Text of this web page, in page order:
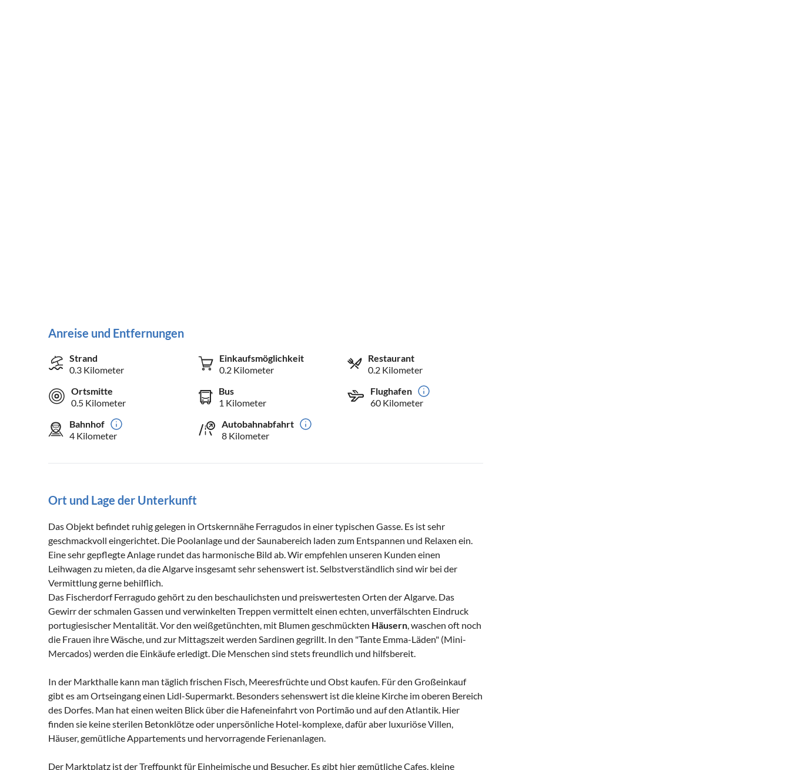
Anreise und Entfernungen
Strand
0.3 Kilometer
Einkaufsmöglichkeit
0.2 Kilometer
Restaurant
0.2 Kilometer
Ortsmitte
0.5 Kilometer
Bus
1 Kilometer
Flughafen
60 Kilometer
Bahnhof
4 Kilometer
Autobahnabfahrt
8 Kilometer
Ort und Lage der Unterkunft
Das Objekt befindet ruhig gelegen in Ortskernnähe Ferragudos in einer typischen Gasse. Es ist sehr
geschmackvoll eingerichtet. Die Poolanlage und der Saunabereich laden zum Entspannen und Relaxen ein.
Eine sehr gepflegte Anlage rundet das harmonische Bild ab. Wir empfehlen unseren Kunden einen
Leihwagen zu mieten, da die Algarve insgesamt sehr sehenswert ist. Selbstverständlich sind wir bei der
Vermittlung gerne behilflich.
Das Fischerdorf Ferragudo gehört zu den beschaulichsten und preiswertesten Orten der Algarve. Das
Gewirr der schmalen Gassen und verwinkelten Treppen vermittelt einen echten, unverfälschten Eindruck
portugiesischer Mentalität. Vor den weißgetünchten, mit Blumen geschmückten Häusern , waschen oft noch
die Frauen ihre Wäsche, und zur Mittagszeit werden Sardinen gegrillt. In den "Tante Emma-Läden" (Mini-
Mercados) werden die Einkäufe erledigt. Die Menschen sind stets freundlich und hilfsbereit.
In der Markthalle kann man täglich frischen Fisch, Meeresfrüchte und Obst kaufen. Für den Großeinkauf
gibt es am Ortseingang einen Lidl-Supermarkt. Besonders sehenswert ist die kleine Kirche im oberen Bereich
des Dorfes. Man hat einen weiten Blick über die Hafeneinfahrt von Portimão und auf den Atlantik. Hier
finden sie keine sterilen Betonklötze oder unpersönliche Hotel-komplexe, dafür aber luxuriöse Villen,
Häuser, gemütliche Appartements und hervorragende Ferienanlagen.
Der Marktplatz ist der Treffpunkt für Einheimische und Besucher. Es gibt hier gemütliche Cafes, kleine